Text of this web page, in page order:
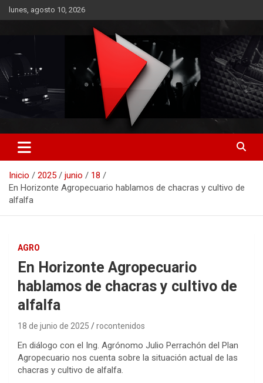
Saltar
al
lunes, agosto 10, 2026
RO CONTENIDOS
Inicio 2025 junio
18
En Horizonte Agropecuario hablamos de chacras y cultivo de
alfalfa
AGRO
En Horizonte Agropecuario
hablamos de chacras y cultivo de
alfalfa
18 de junio de 2025 rocontenidos
En diálogo con el Ing. Agrónomo Julio Perrachón del Plan
Agropecuario nos cuenta sobre la situación actual de las
chacras y cultivo de alfalfa.